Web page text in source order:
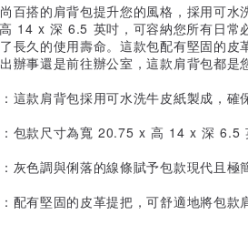
百搭的肩背包提升您的風格，採用可
14 x 深 6.5 英吋，可容納您所有日常
長久的使用壽命。這款包配有堅固的
辦事還是前往辦公室，這款肩背包都是
這款肩背包採用可水洗牛皮紙製成，確
包款尺寸為寬 20.75 x 高 14 x 深 6.5
灰色調與俐落的線條賦予包款現代且極
配有堅固的皮革提把，可舒適地將包款